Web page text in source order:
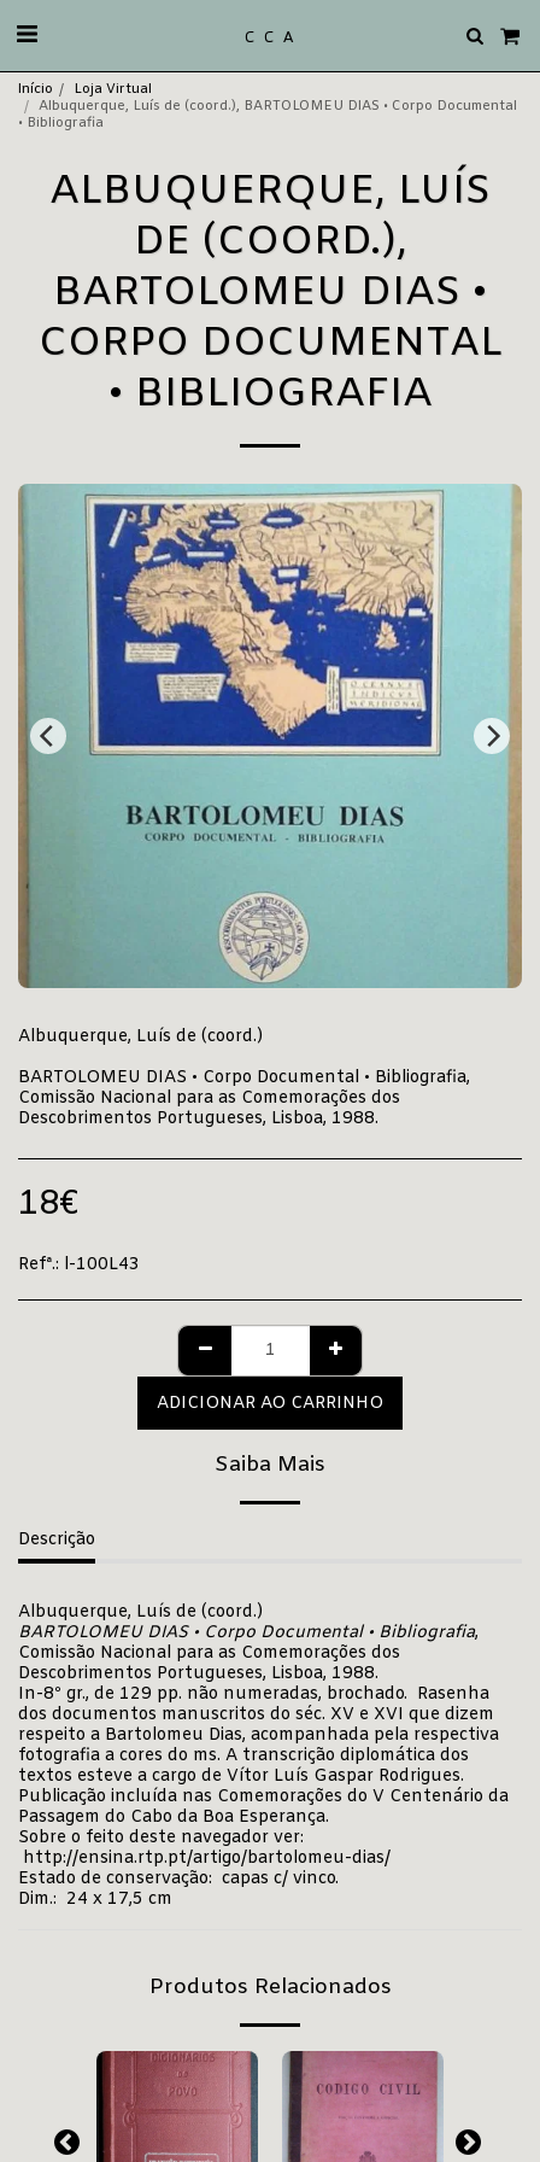
C C A
Início
Loja Virtual
Albuquerque, Luís de (coord.), BARTOLOMEU DIAS • Corpo Documental
• Bibliografia
ALBUQUERQUE, LUÍS
DE (COORD.),
BARTOLOMEU DIAS •
CORPO DOCUMENTAL
• BIBLIOGRAFIA
Albuquerque, Luís de (coord.)
BARTOLOMEU DIAS • Corpo Documental • Bibliografia,
Comissão Nacional para as Comemorações dos
Descobrimentos Portugueses, Lisboa, 1988.
18€
Refª.: l-100L43
ADICIONAR AO CARRINHO
Saiba Mais
Descrição
Albuquerque, Luís de (coord.)
BARTOLOMEU DIAS • Corpo Documental • Bibliografia,
Comissão Nacional para as Comemorações dos
Descobrimentos Portugueses, Lisboa, 1988.
In-8º gr., de 129 pp. não numeradas, brochado. Rasenha
dos documentos manuscritos do séc. XV e XVI que dizem
respeito a Bartolomeu Dias, acompanhada pela respectiva
fotografia a cores do ms. A transcrição diplomática dos
textos esteve a cargo de Vítor Luís Gaspar Rodrigues.
Publicação incluída nas Comemorações do V Centenário da
Passagem do Cabo da Boa Esperança.
Sobre o feito deste navegador ver:
http://ensina.rtp.pt/artigo/bartolomeu-dias/
Estado de conservação: capas c/ vinco.
Dim.: 24 x 17,5 cm
Produtos Relacionados